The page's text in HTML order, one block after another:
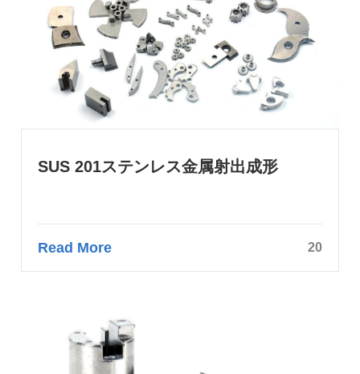
SUS 201ステンレス金属射出成形
Read More 20